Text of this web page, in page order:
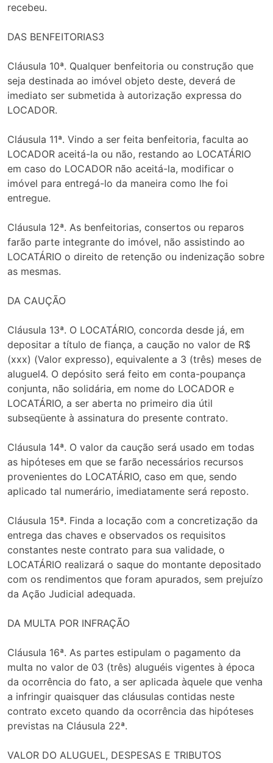
recebeu.
DAS BENFEITORIAS3
Cláusula 10ª. Qualquer benfeitoria ou construção que
seja destinada ao imóvel objeto deste, deverá de
imediato ser submetida à autorização expressa do
LOCADOR.
Cláusula 11ª. Vindo a ser feita benfeitoria, faculta ao
LOCADOR aceitá-la ou não, restando ao LOCATÁRIO
em caso do LOCADOR não aceitá-la, modificar o
imóvel para entregá-lo da maneira como lhe foi
entregue.
Cláusula 12ª. As benfeitorias, consertos ou reparos
farão parte integrante do imóvel, não assistindo ao
LOCATÁRIO o direito de retenção ou indenização sobre
as mesmas.
DA CAUÇÃO
Cláusula 13ª. O LOCATÁRIO, concorda desde já, em
depositar a título de fiança, a caução no valor de R$
(xxx) (Valor expresso), equivalente a 3 (três) meses de
aluguel4. O depósito será feito em conta-poupança
conjunta, não solidária, em nome do LOCADOR e
LOCATÁRIO, a ser aberta no primeiro dia útil
subseqüente à assinatura do presente contrato.
Cláusula 14ª. O valor da caução será usado em todas
as hipóteses em que se farão necessários recursos
provenientes do LOCATÁRIO, caso em que, sendo
aplicado tal numerário, imediatamente será reposto.
Cláusula 15ª. Finda a locação com a concretização da
entrega das chaves e observados os requisitos
constantes neste contrato para sua validade, o
LOCATÁRIO realizará o saque do montante depositado
com os rendimentos que foram apurados, sem prejuízo
da Ação Judicial adequada.
DA MULTA POR INFRAÇÃO
Cláusula 16ª. As partes estipulam o pagamento da
multa no valor de 03 (três) aluguéis vigentes à época
da ocorrência do fato, a ser aplicada àquele que venha
a infringir quaisquer das cláusulas contidas neste
contrato exceto quando da ocorrência das hipóteses
previstas na Cláusula 22ª.
VALOR DO ALUGUEL, DESPESAS E TRIBUTOS